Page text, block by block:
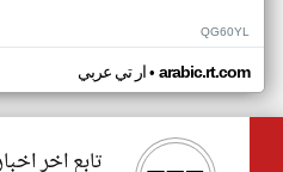
QG60YL
ار تي عربي• arabic.rt.com
تابع اخر